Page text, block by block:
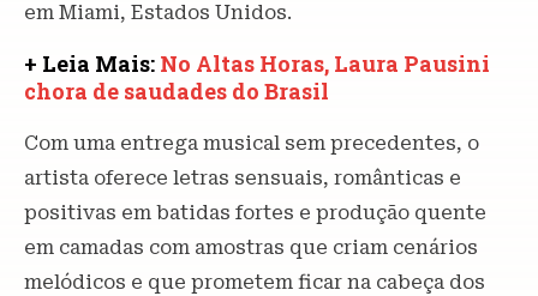
em Miami, Estados Unidos.
+ Leia Mais: No Altas Horas, Laura Pausini
chora de saudades do Brasil
Com uma entrega musical sem precedentes, o
artista oferece letras sensuais, românticas e
positivas em batidas fortes e produção quente
em camadas com amostras que criam cenários
melódicos e que prometem ficar na cabeça dos